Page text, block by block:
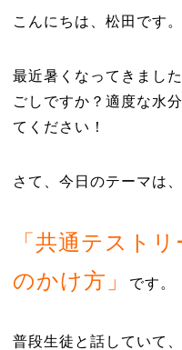
こんにちは、松田です。
最近暑くなってきまし
ごしですか？適度な水
てください！
さて、今日のテーマは、
「共通テスト
のかけ方」
です。
普段生徒と話していて